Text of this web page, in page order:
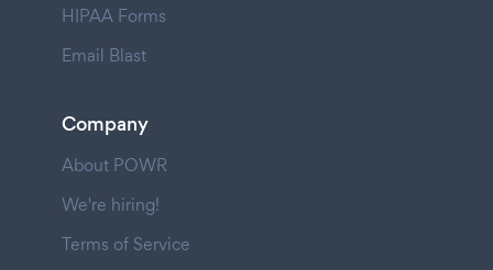
HIPAA Forms
Email Blast
Company
About POWR
We're hiring!
Terms of Service